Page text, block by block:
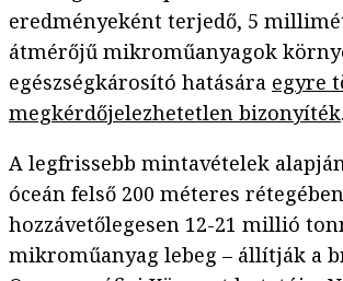
eredményeként terjedő, 5
átmérőjű mikroműanyagok
egészségkárosító hatására egyre
megkérdőjelezhetetlen bizonyíték.
A legfrissebb mintavételek
óceán felső 200 méteres rétegében
hozzávetőlegesen 12-21 millió
mikroműanyag lebeg – állítják a